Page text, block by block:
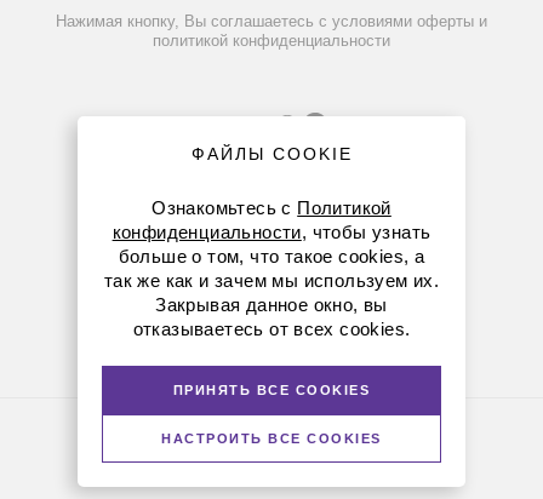
Нажимая кнопку, Вы соглашаетесь с условиями оферты и
политикой конфиденциальности
8 (800) 234-05-08
+7 (912) 658-76-06
© Диаэм, 1988 — 2026. Все права защищены
ФАЙЛЫ COOKIE
Ознакомьтесь с Политикой
конфиденциальности, чтобы узнать
больше о том, что такое cookies, а
так же как и зачем мы используем их.
Закрывая данное окно, вы
отказываетесь от всех cookies.
ПРИНЯТЬ ВСЕ COOKIES
НАСТРОИТЬ ВСЕ COOKIES